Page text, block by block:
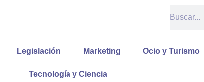
Legislación Marketing Ocio y Turismo
Tecnología y Ciencia